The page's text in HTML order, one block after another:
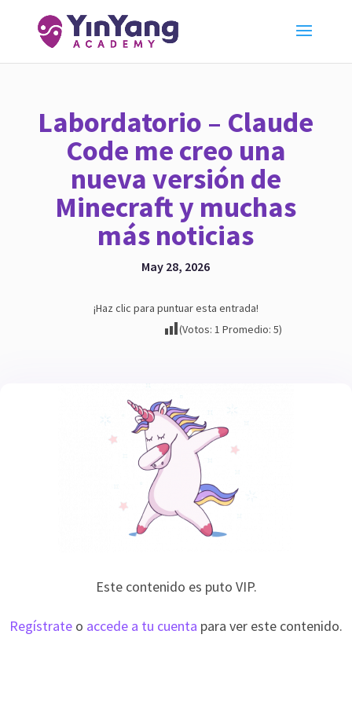
Labordatorio – Claude
Code me creo una
nueva versión de
Minecraft y muchas
más noticias
May 28, 2026
¡Haz clic para puntuar esta entrada!
(Votos:1 Promedio:5)
Este contenido es puto VIP.
Regístrate o accede a tu cuenta para ver este contenido.